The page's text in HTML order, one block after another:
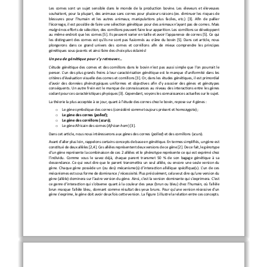
Les cornes sont un sujet sensible dans le monde de la production bovine. Les éleveurs et éleveuses
souhaitent, pour la plupart, des animaux sans cornes pour plusieurs raisons (ex. diminuer les risques de
blessures pour l’humain et les autres animaux, manipulations plus faciles, etc.) [3]. Afin de pallier
l’écornage, il est possible de faire une sélection génétique pour des animaux n’ayant pas de cornes. Mais
malgré nos efforts de sélection, des cornillons peuvent faire leur apparition. Les cornillons se développent
au même endroit que les cornes [5]. Ils peuvent varier en taille et avoir l’apparence de cornes [5]. Ce qui
les distinguent des cornes est qu’ils ne sont pas fusionnés au crâne du bovin [5]. Dans cet article, nous
plongerons dans ce grand univers des cornes et cornillons afin de mieux comprendre les principes
génétiques sous-jacents et ainsi faire des choix plus éclairés!
Un peu de génétique pour s’y retrouver...
L’étude génétique des cornes et des cornillons dans le bovin n’est pas aussi simple que l’on pourrait le
penser. L’un des plus grands freins à leur caractérisation génétique est le manque d’uniformité dans les
critères d’évaluation visuelle des cornes et cornillons [3]. Or, dans les études génétiques, il est primordial
d’avoir des données phénotypiques uniformes et objectives afin d’y associer des gènes et génotypes
conséquents. Un autre frein est le manque de connaissances au niveau des interactions entre les gènes
codant pour ces caractéristiques physiques [3] Cependant, voyons les connaissances actuelles sur le sujet.
La théorie la plus acceptée à ce jour, quant à l’étude des cornes chez le bovin, repose sur 4 gènes :
o
Le gène symbolique des cornes (considéré comme toujours présent et homozygote);
o
Le gène des cornes (polled);
o
Le gène des cornillons (scurs);
o
Le gène Africain des cornes (African horn) [3].
Dans cet article, nous nous intéresseronsaux gènesdes cornes (polled) et des cornillons (scurs).
Avant d’aller plus loin, rappelons certains concepts de base en génétique. En termes simplifiés, un gène est
constitué de deux allèles [2,4]. Ces allèles représentent deux versions de ce gène [2]. De ce fait, le génotype
d’un gène représente la combinaison de ces 2 allèles et le phénotype représente ce qui est exprimé chez
l’individu.
Comme vous le savez déjà, chaque parent transmet 50 % de son bagage génétique à sa
descendance. Ce qui veut dire que le parent transmettra un seul allèle, ou encore une seule version du
gène. Chaque gène possède un (ou des) mécanisme(s) d’interaction allélique spécifique(s). L’un de ces
mécanismesest sous forme de dominance / récessivité. Plus précisément, cela veut dire qu’une version du
gène (allèle) dominera sur l’autre version du gène. Ainsi, c’est la version dominante qui s’exprimera. C’est
ce genre d’interaction qui s’observe quant à la couleur des yeux (brun ou bleu) chez l’humain, où l’allèle
brun masque l’allèle bleu, donnant comme résultat des yeux bruns. Pour qu’une version récessive d’un
gène s’exprime, le gène doit avoir deux fois cette version. La Figure 1 illustre la relation entre ces concepts.